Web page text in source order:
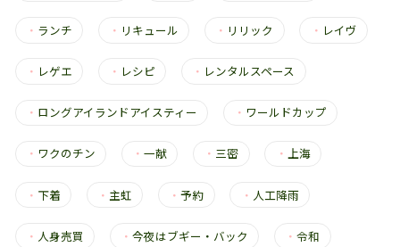
・ ランチ ・ リキュール ・ リリック ・ レイヴ
・ レゲエ ・ レシピ ・ レンタルスペース
・ ロングアイランドアイスティー ・ ワールドカップ
・ ワクのチン ・一献 ・ 三密 ・ 上海
・ 下着 ・ 主虹 ・予約 ・ 人工降雨
・ 人身売買 ・今夜はブギー・バック ・令和